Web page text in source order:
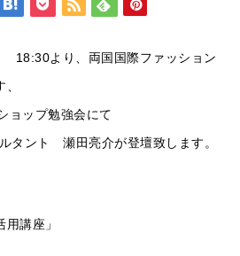
18:30より、両国国際ファッション
ョップ勉強会にて
タント 瀬田亮介が登壇致します。
用講座」